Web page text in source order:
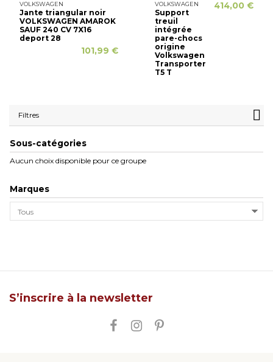
VOLKSWAGEN
Jante triangular noir
VOLKSWAGEN AMAROK
SAUF 240 CV 7X16
deport 28
101,99 €
VOLKSWAGEN
Support
treuil
intégrée
pare-chocs
origine
Volkswagen
Transporter
T5 T
414,00 €
Filtres
Sous-catégories
Aucun choix disponible pour ce groupe
Marques
S’inscrire à la newsletter